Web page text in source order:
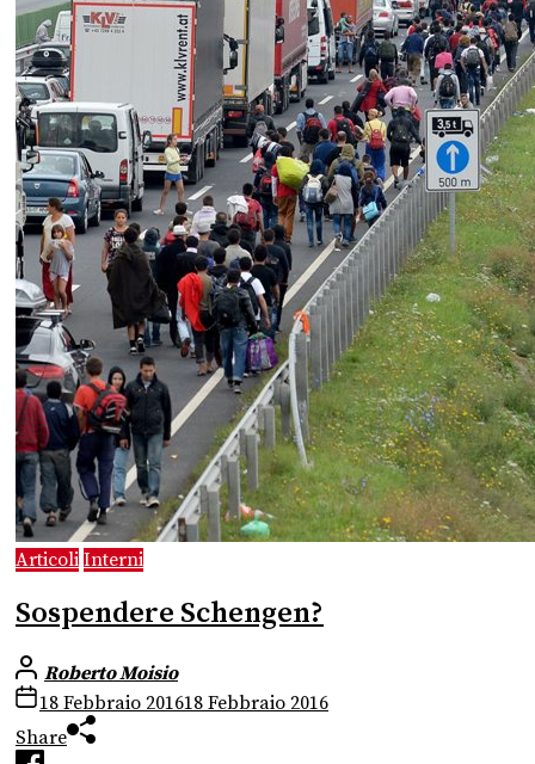
Articoli Interni
Sospendere Schengen?
Roberto Moisio
18 Febbraio 201618 Febbraio 2016
Share